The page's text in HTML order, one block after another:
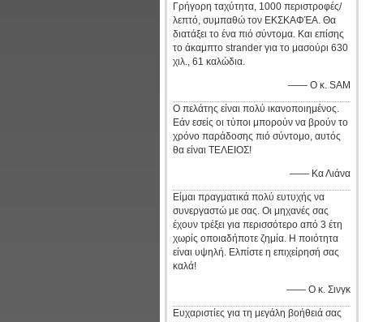
Γρήγορη ταχύτητα, 1000 περιστροφές/
λεπτό, συμπαθώ τον ΕΚΣΚΑΦΈΑ. Θα
διατάξει το ένα πιό σύντομα. Και επίσης
το άκαμπτο strander για το μασούρι 630
χιλ., 61 καλώδια.
—— Ο κ. SAM
Ο πελάτης είναι πολύ ικανοποιημένος.
Εάν εσείς οι τύποι μπορούν να βρούν το
χρόνο παράδοσης πιό σύντομο, αυτός
θα είναι ΤΕΛΕΙΟΣ!
—— Κα Λιάνα
Είμαι πραγματικά πολύ ευτυχής να
συνεργαστώ με σας. Οι μηχανές σας
έχουν τρέξει για περισσότερο από 3 έτη
χωρίς οποιαδήποτε ζημία. Η ποιότητα
είναι υψηλή. Ελπίστε η επιχείρησή σας
καλά!
—— Ο κ. Σινγκ
Ευχαριστίες για τη μεγάλη βοήθειά σας